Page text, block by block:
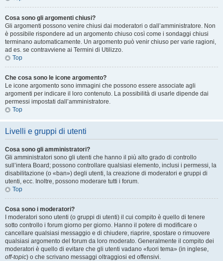
Cosa sono gli argomenti chiusi?
Gli argomenti possono venire chiusi dai moderatori o dall’amministratore. Non
è possibile rispondere ad un argomento chiuso così come i sondaggi chiusi
terminano automaticamente. Un argomento può venir chiuso per varie ragioni,
ad es. se contravviene ai Termini di Utilizzo.
Top
Che cosa sono le icone argomento?
Le icone argomento sono immagini che possono essere associate agli
argomenti per indicare il loro contenuto. La possibilità di usarle dipende dai
permessi impostati dall’amministratore.
Top
Livelli e gruppi di utenti
Cosa sono gli amministratori?
Gli amministratori sono gli utenti che hanno il più alto grado di controllo
sull’intera Board; possono controllare qualsiasi elemento, inclusi i permessi, la
disabilitazione (o «ban») degli utenti, la creazione di moderatori e gruppi di
utenti, ecc. Inoltre, possono moderare tutti i forum.
Top
Cosa sono i moderatori?
I moderatori sono utenti (o gruppi di utenti) il cui compito è quello di tenere
sotto controllo i forum giorno per giorno. Hanno il potere di modificare o
cancellare qualsiasi messaggio e di chiudere, riaprire, spostare o rimuovere
qualsiasi argomento del forum da loro moderato. Generalmente il compito dei
moderatori è quello di evitare che gli utenti vadano «fuori tema» (in inglese,
off-topic) o che scrivano messaggi oltraggiosi ed offensivi.